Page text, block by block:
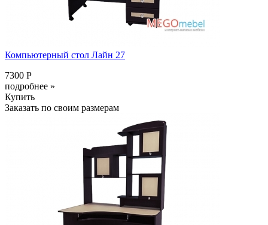
Компьютерный стол Лайн 27
7300 Р
подробнее »
Купить
Заказать по своим размерам